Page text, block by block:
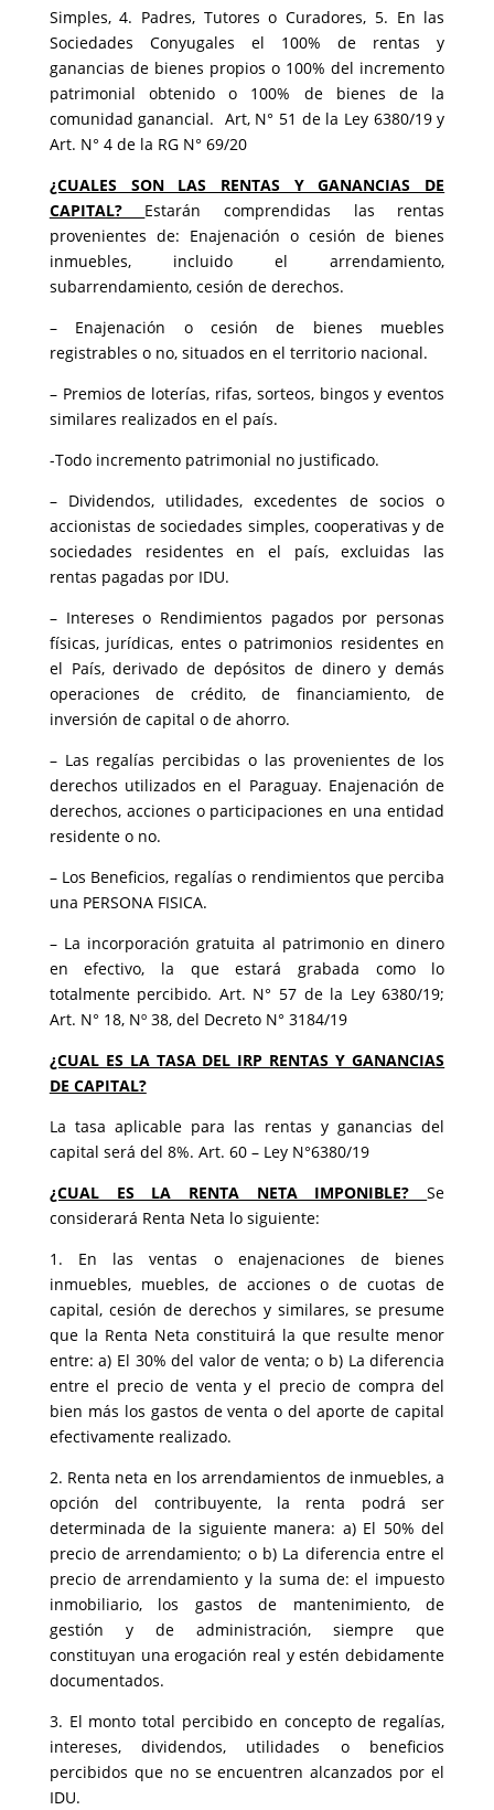
Simples, 4. Padres, Tutores o Curadores, 5. En las
Sociedades Conyugales el 100% de rentas y
ganancias de bienes propios o 100% del incremento
patrimonial obtenido o 100% de bienes de la
comunidad ganancial. Art, N° 51 de la Ley 6380/19 y
Art. N° 4 de la RG N° 69/20
¿CUALES SON LAS RENTAS Y GANANCIAS DE
CAPITAL? Estarán comprendidas las rentas
provenientes de: Enajenación o cesión de bienes
inmuebles, incluido el arrendamiento,
subarrendamiento, cesión de derechos.
– Enajenación o cesión de bienes muebles
registrables o no, situados en el territorio nacional.
– Premios de loterías, rifas, sorteos, bingos y eventos
similares realizados en el país.
-Todo incremento patrimonial no justificado.
– Dividendos, utilidades, excedentes de socios o
accionistas de sociedades simples, cooperativas y de
sociedades residentes en el país, excluidas las
rentas pagadas por IDU.
– Intereses o Rendimientos pagados por personas
físicas, jurídicas, entes o patrimonios residentes en
el País, derivado de depósitos de dinero y demás
operaciones de crédito, de financiamiento, de
inversión de capital o de ahorro.
– Las regalías percibidas o las provenientes de los
derechos utilizados en el Paraguay. Enajenación de
derechos, acciones o participaciones en una entidad
residente o no.
– Los Beneficios, regalías o rendimientos que perciba
una PERSONA FISICA.
– La incorporación gratuita al patrimonio en dinero
en efectivo, la que estará grabada como lo
totalmente percibido. Art. N° 57 de la Ley 6380/19;
Art. N° 18, Nº 38, del Decreto N° 3184/19
¿CUAL ES LA TASA DEL IRP RENTAS Y GANANCIAS
DE CAPITAL?
La tasa aplicable para las rentas y ganancias del
capital será del 8%. Art. 60 – Ley N°6380/19
¿CUAL ES LA RENTA NETA IMPONIBLE?Se
considerará Renta Neta lo siguiente:
1. En las ventas o enajenaciones de bienes
inmuebles, muebles, de acciones o de cuotas de
capital, cesión de derechos y similares, se presume
que la Renta Neta constituirá la que resulte menor
entre: a) El 30% del valor de venta; o b) La diferencia
entre el precio de venta y el precio de compra del
bien más los gastos de venta o del aporte de capital
efectivamente realizado.
2. Renta neta en los arrendamientos de inmuebles, a
opción del contribuyente, la renta podrá ser
determinada de la siguiente manera: a) El 50% del
precio de arrendamiento; o b) La diferencia entre el
precio de arrendamiento y la suma de: el impuesto
inmobiliario, los gastos de mantenimiento, de
gestión y de administración, siempre que
constituyan una erogación real y estén debidamente
documentados.
3. El monto total percibido en concepto de regalías,
intereses, dividendos, utilidades o beneficios
percibidos que no se encuentren alcanzados por el
IDU.